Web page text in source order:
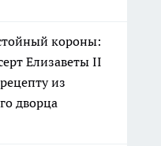
короны:
Елизаветы II
из
дворца